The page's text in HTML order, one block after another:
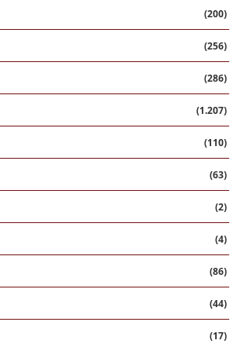
(200)
(256)
(286)
(1.207)
(110)
(63)
(2)
(4)
(86)
(44)
(17)